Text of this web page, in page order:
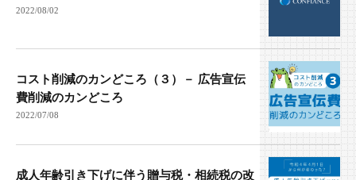
2022/08/02
コスト削減のカンどころ（３）－ 広告宣伝
費削減のカンどころ
2022/07/08
成人年齢引き下げに伴う贈与税・相続税の改